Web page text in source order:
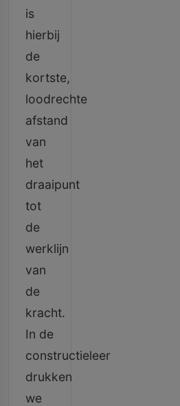
is
hierbij
de
kortste,
loodrechte
afstand
van
het
draaipunt
tot
de
werklijn
van
de
kracht.
In de
constructieleer
drukken
we